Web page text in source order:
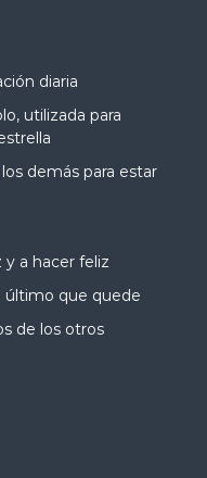
diaria
utilizada para
demás para estar
y a hacer feliz
último que quede
de los otros